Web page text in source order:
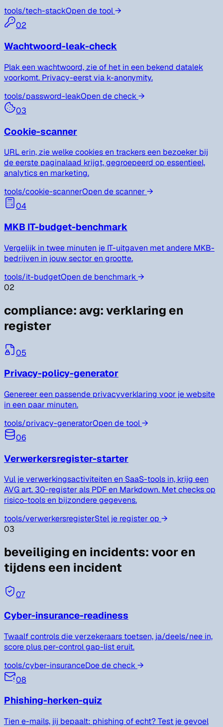
tools/tech-stackOpen de tool→
02
Wachtwoord-leak-check
Plak een wachtwoord, zie of het in een bekend datalek
voorkomt. Privacy-eerst via k-anonymity.
tools/password-leakOpen de check→
03
Cookie-scanner
URL erin, zie welke cookies en trackers een bezoeker bij
de eerste paginalaad krijgt, gegroepeerd op essentieel,
analytics en marketing.
tools/cookie-scannerOpen de scanner→
04
MKB IT-budget-benchmark
Vergelijk in twee minuten je IT-uitgaven met andere MKB-
bedrijven in jouw sector en grootte.
tools/it-budgetOpen de benchmark→
02
compliance: avg: verklaring en
register
05
Privacy-policy-generator
Genereer een passende privacyverklaring voor je website
in een paar minuten.
tools/privacy-generatorOpen de tool→
06
Verwerkersregister-starter
Vul je verwerkingsactiviteiten en SaaS-tools in, krijg een
AVG art. 30-register als PDF en Markdown. Met checks op
risico-tools en bijzondere gegevens.
tools/verwerkersregisterStel je register op →
03
beveiliging en incidents:voor en
tijdens een incident
07
Cyber-insurance-readiness
Twaalf controls die verzekeraars toetsen, ja/deels/nee in,
score plus per-control gap-list eruit.
tools/cyber-insuranceDoe de check→
08
Phishing-herken-quiz
Tien e-mails, jij bepaalt: phishing of echt? Test je gevoel